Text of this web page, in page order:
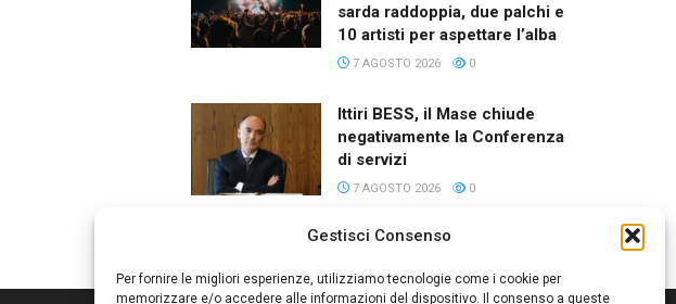
Gestisci Consenso
Per fornire le migliori esperienze, utilizziamo tecnologie come i cookie per
memorizzare e/o accedere alle informazioni del dispositivo. Il consenso a queste
sarda raddoppia, due palchi e
10 artisti per aspettare l’alba
7 AGOSTO 2026 0
Ittiri BESS, il Mase chiude
negativamente la Conferenza
di servizi
7 AGOSTO 2026 0